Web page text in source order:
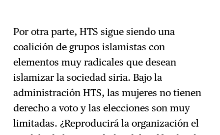
Por otra parte, HTS sigue siendo una
coalición de grupos islamistas con
elementos muy radicales que desean
islamizar la sociedad siria. Bajo la
administración HTS, las mujeres no tienen
derecho a voto y las elecciones son muy
limitadas. ¿Reproducirá la organización el